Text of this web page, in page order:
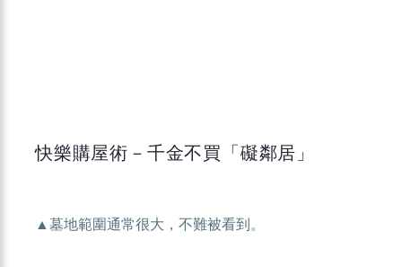
快樂購屋術－千金不買「礙鄰居」
▲墓地範圍通常很大，不難被看到。